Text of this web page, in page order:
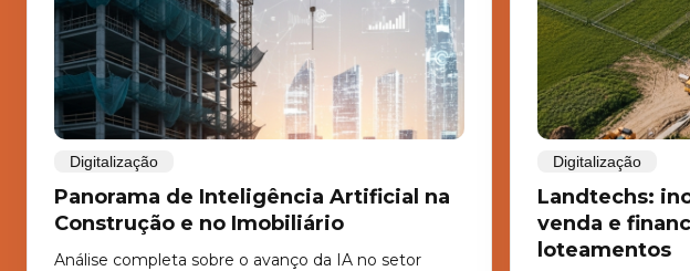
Digitalização
Panorama de Inteligência Artificial na
Construção e no Imobiliário
Análise completa sobre o avanço da IA no setor
Digitalização
Landtechs:
venda e
loteamentos